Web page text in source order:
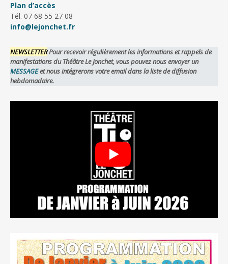
Plan d’accès
Tél. 07 68 55 27 08
info@lejonchet.fr
NEWSLETTERPour recevoir régulièrement les informations et rappels de
manifestations du Théâtre Le Jonchet, vous pouvez nous envoyer un
MESSAGEet nous intégrerons votre email dans la liste de diffusion
hebdomadaire.